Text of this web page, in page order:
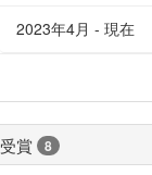
2023年4月 - 現在
受賞 8